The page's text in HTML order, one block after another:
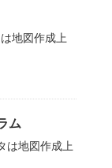
地図作成上
ム
は地図作成上